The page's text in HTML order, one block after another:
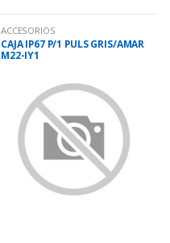
ACCESORIOS
CAJA IP67 P/1 PULS GRIS/AMAR
M22-IY1